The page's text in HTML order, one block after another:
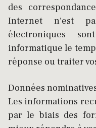
des
Internet n'est
électroniques
informatique le
réponse ou traiter
Données
Les informations
par le biais des